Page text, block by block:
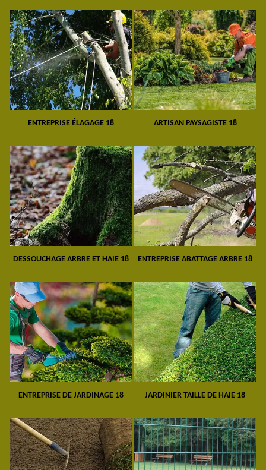
ENTREPRISE ÉLAGAGE 18 ARTISAN PAYSAGISTE 18
DESSOUCHAGE ARBRE ET HAIE 18 ENTREPRISE ABATTAGE ARBRE 18
ENTREPRISE DE JARDINAGE 18 JARDINIER TAILLE DE HAIE 18